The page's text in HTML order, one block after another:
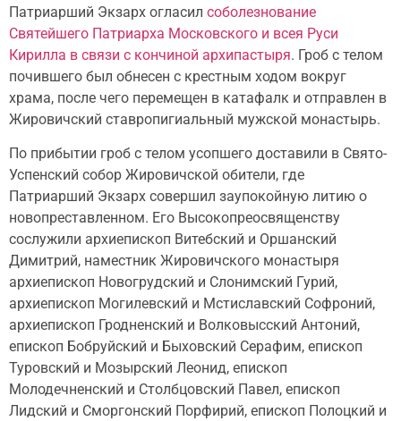
Патриарший Экзарх огласил соболезнование
Святейшего Патриарха Московского и всея Руси
Кирилла в связи с кончиной архипастыря. Гроб с телом
почившего был обнесен с крестным ходом вокруг
храма, после чего перемещен в катафалк и отправлен в
Жировичский ставропигиальный мужской монастырь.
По прибытии гроб с телом усопшего доставили в Свято-
Успенский собор Жировичской обители, где
Патриарший Экзарх совершил заупокойную литию о
новопреставленном. Его Высокопреосвященству
сослужили архиепископ Витебский и Оршанский
Димитрий, наместник Жировичского монастыря
архиепископ Новогрудский и Слонимский Гурий,
архиепископ Могилевский и Мстиславский Софроний,
архиепископ Гродненский и Волковысский Антоний,
епископ Бобруйский и Быховский Серафим, епископ
Туровский и Мозырский Леонид, епископ
Молодечненский и Столбцовский Павел, епископ
Лидский и Сморгонский Порфирий, епископ Полоцкий и